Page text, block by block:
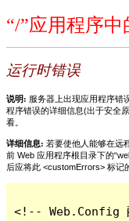
“/”应用程序中
运行时错误
说明: 服务器上出现应用程序错
程序错误的详细信息(出于安全
看。
详细信息: 若要使他人能够在远
前 Web 应用程序根目录下的
后应将此 <customErrors> 标记
<!-- Web.Config